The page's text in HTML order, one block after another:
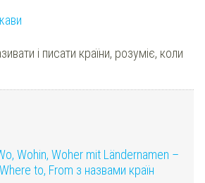
і писати країни, розуміє, коли
Wohin, Woher mit Ländernamen –
to, From з назвами країн